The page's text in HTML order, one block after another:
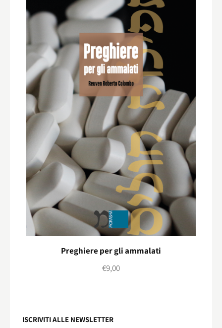
Preghiere per gli ammalati
€9,00
ISCRIVITI ALLE NEWSLETTER